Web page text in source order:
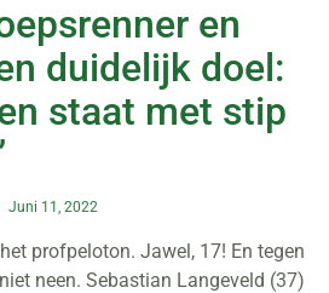
en
duidelijk doel:
staat met stip
Juni 11, 2022
profpeloton. Jawel, 17! En tegen
neen. Sebastian Langeveld (37)